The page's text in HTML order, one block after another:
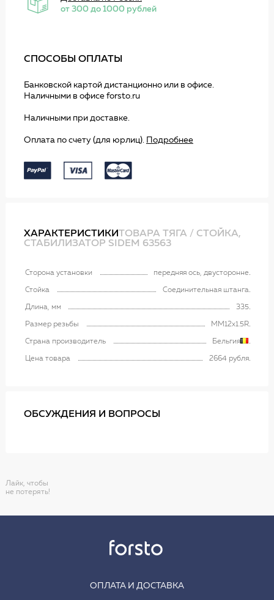
от 300 до 1000 рублей
СПОСОБЫ ОПЛАТЫ
Банковской картой дистанционно или в офисе.
Наличными в офисе forsto.ru
Наличными при доставке.
Оплата по счету (для юрлиц). Подробнее
ХАРАКТЕРИСТИКИТОВАРА ТЯГА / СТОЙКА,
СТАБИЛИЗАТОР SIDEM 63563
Сторона установки передняя ось, двусторонне
Стойка Соединительная штанга
Длина, мм 335
Размер резьбы MM12x1.5R
Страна производитель Бельгия
Цена товара 2664 рубля
ОБСУЖДЕНИЯ И ВОПРОСЫ
Лайк, чтобы
не потерять!
ОПЛАТА И ДОСТАВКА